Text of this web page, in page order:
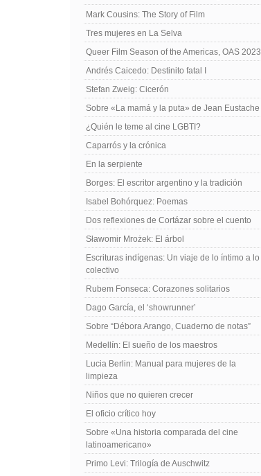
Mark Cousins: The Story of Film
Tres mujeres en La Selva
Queer Film Season of the Americas, OAS 2023
Andrés Caicedo: Destinito fatal I
Stefan Zweig: Cicerón
Sobre «La mamá y la puta» de Jean Eustache
¿Quién le teme al cine LGBTI?
Caparrós y la crónica
En la serpiente
Borges: El escritor argentino y la tradición
Isabel Bohórquez: Poemas
Dos reflexiones de Cortázar sobre el cuento
Sławomir Mrożek: El árbol
Escrituras indígenas: Un viaje de lo íntimo a lo
colectivo
Rubem Fonseca: Corazones solitarios
Dago García, el ‘showrunner’
Sobre “Débora Arango, Cuaderno de notas”
Medellín: El sueño de los maestros
Lucia Berlin: Manual para mujeres de la
limpieza
Niños que no quieren crecer
El oficio crítico hoy
Sobre «Una historia comparada del cine
latinoamericano»
Primo Levi: Trilogía de Auschwitz